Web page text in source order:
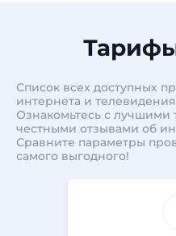
Список всех доступных
интернета и
Ознакомьтесь с
честными отзывами об
Сравните параметры
самого выгодного!